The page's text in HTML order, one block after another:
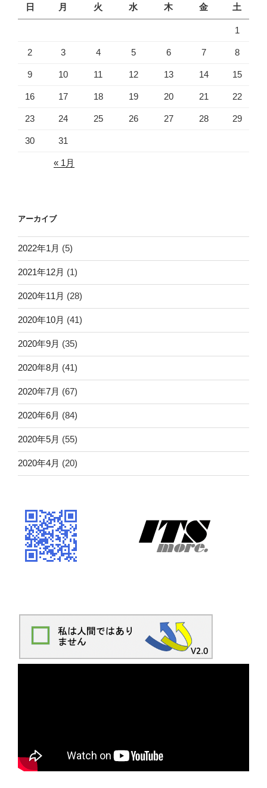
日
月 火 水 木 金 土
1
2 3 4 5 6 7 8
9 10 11 12 13 14 15
16 17 18 19 20 21 22
23 24 25 26 27 28 29
30 31
« 1月
アーカイブ
2022年1月 (5)
2021年12月 (1)
2020年11月 (28)
2020年10月 (41)
2020年9月 (35)
2020年8月 (41)
2020年7月 (67)
2020年6月 (84)
2020年5月 (55)
2020年4月 (20)